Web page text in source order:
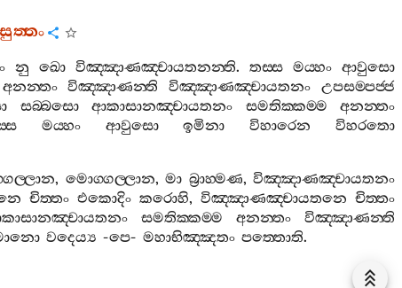
නු ඛො විඤ‍්ඤාණඤ‍්චායතනන‍්ති.තස‍්ස මය‍්හං ආවුසො
අනන‍්තං විඤ‍්ඤාණන‍්ති විඤ‍්ඤාණඤ‍්චායතනං
උපසම‍්පජ‍්ජ
සබ‍්බසො ආකාසානඤ‍්චායතනං සමතික‍්කම‍්ම
අනන‍්තං
මය‍්හං ආවුසො ඉමිනා විහාරෙන
විහරතො
, මොග‍්ගල‍්ලාන,මා බ්‍රාහ‍්මණ,විඤ‍්ඤාණඤ‍්චායතනං
චිත‍්තං එකොදිං කරොහි, විඤ‍්ඤාණඤ‍්චායතනෙ චිත‍්තං
සමතික‍්කම‍්ම අනන‍්තං
විඤ‍්ඤාණන‍්ති
වදෙය්‍ය -පෙ- මහාභිඤ‍්ඤතං පත‍්තොති.